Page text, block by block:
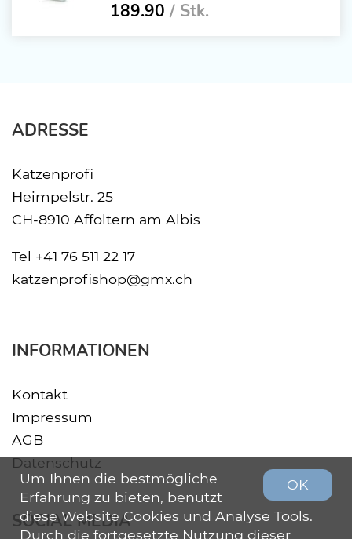
189.90 / Stk.
ADRESSE
Katzenprofi
Heimpelstr. 25
CH-8910 Affoltern am Albis
Tel +41 76 511 22 17
katzenprofishop@gmx.ch
INFORMATIONEN
Kontakt
Impressum
AGB
Datenschutz
SOCIAL MEDIA
OK
Um Ihnen die bestmögliche
Erfahrung zu bieten, benutzt
diese Website Cookies und Analyse Tools.
Durch die fortgesetzte Nutzung dieser